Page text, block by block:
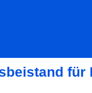
für